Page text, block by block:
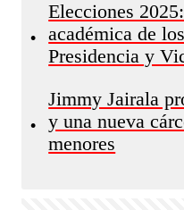
•
Elecciones
académica de
Presidencia y
•
Jimmy Jairala
y una nueva
menores